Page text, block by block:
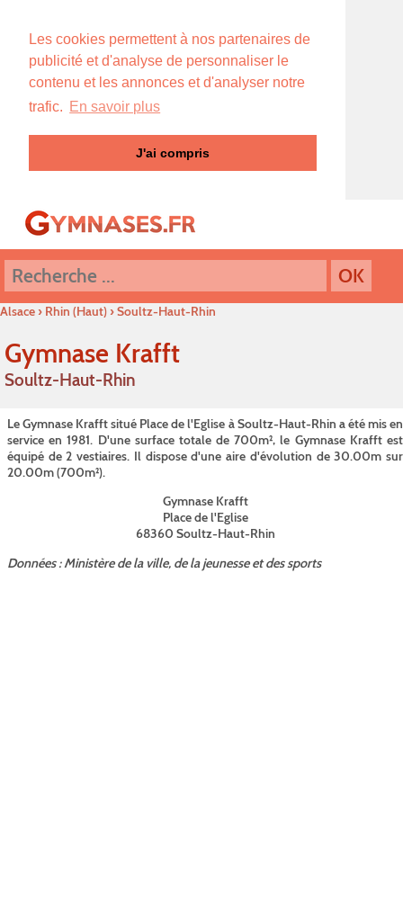
Les cookies permettent à nos partenaires de
publicité et d'analyse de personnaliser le
contenu et les annonces et d'analyser notre
trafic. En savoir plus
J'ai compris
Alsace› Rhin (Haut)›Soultz-Haut-Rhin
Gymnase Krafft
Soultz-Haut-Rhin
Le Gymnase Krafft situé Place de l'Eglise à Soultz-Haut-Rhin a été mis en
service en 1981. D'une surface totale de 700m², le Gymnase Krafft est
équipé de 2 vestiaires. Il dispose d'une aire d'évolution de 30.00m sur
20.00m (700m²).
Gymnase Krafft
Place de l'Eglise
68360 Soultz-Haut-Rhin
Données : Ministère de la ville, de la jeunesse et des sports